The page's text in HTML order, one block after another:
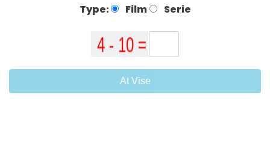
Type: Film Serie
At Vise